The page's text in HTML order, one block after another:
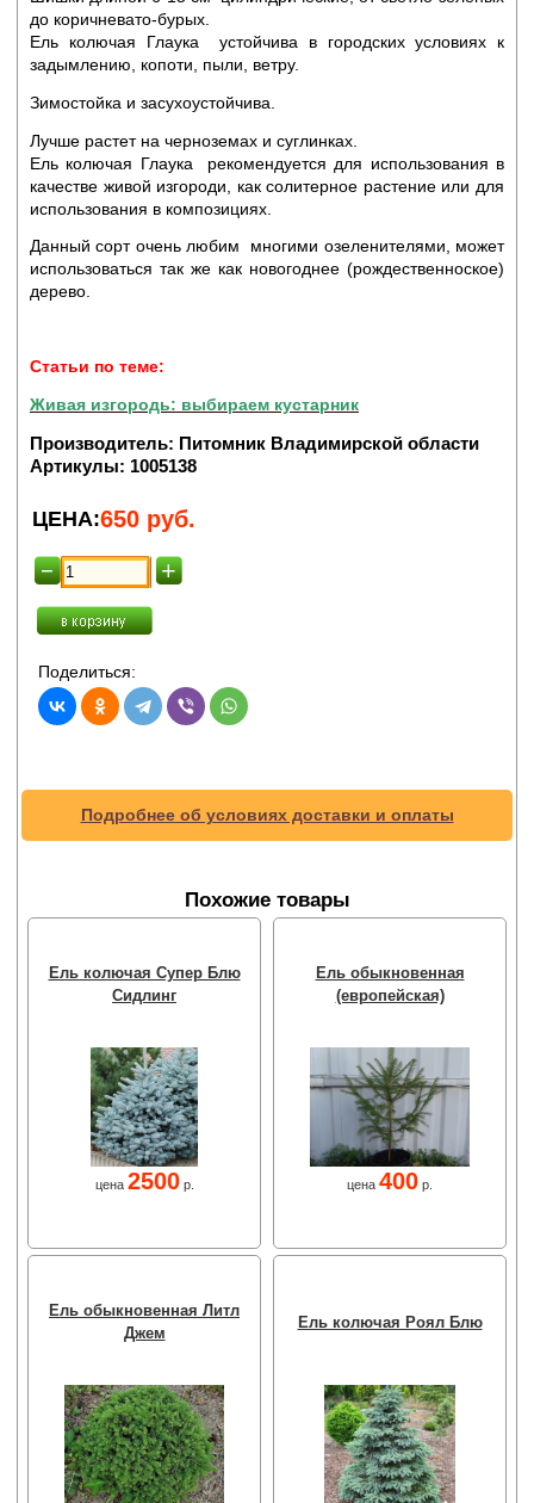
до коричневато-бурых.
Ель колючая Глаука устойчива в городских условиях к
задымлению, копоти, пыли, ветру.
Зимостойка и засухоустойчива.
Лучше растет на черноземах и суглинках.
Ель колючая Глаука рекомендуется для использования в
качестве живой изгороди, как солитерное растение или для
использования в композициях.
Данный сорт очень любим многими озеленителями, может
использоваться так же как новогоднее (рождественноское)
дерево.
Статьи по теме:
Живая изгородь: выбираем кустарник
Производитель: Питомник Владимирской области
Артикулы: 1005138
ЦЕНА:650 руб.
Поделиться:
Подробнее об условиях доставки и оплаты
Похожие товары
Ель колючая Супер Блю
Сидлинг
цена 2500р.
Ель обыкновенная
(европейская)
цена 400 р.
Ель обыкновенная Литл
Джем
Ель колючая Роял Блю